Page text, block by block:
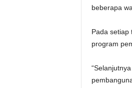
beberapa
Pada setiap
program